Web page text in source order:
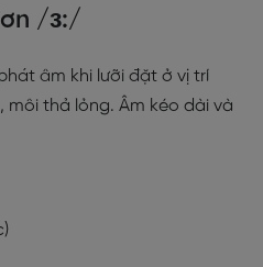
/ɜ:/
âm khi lưỡi đặt ở vị trí
thả lỏng. Âm kéo dài và